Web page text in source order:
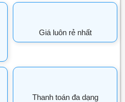
Giá luôn rẻ nhất
Thanh toán đa dạng